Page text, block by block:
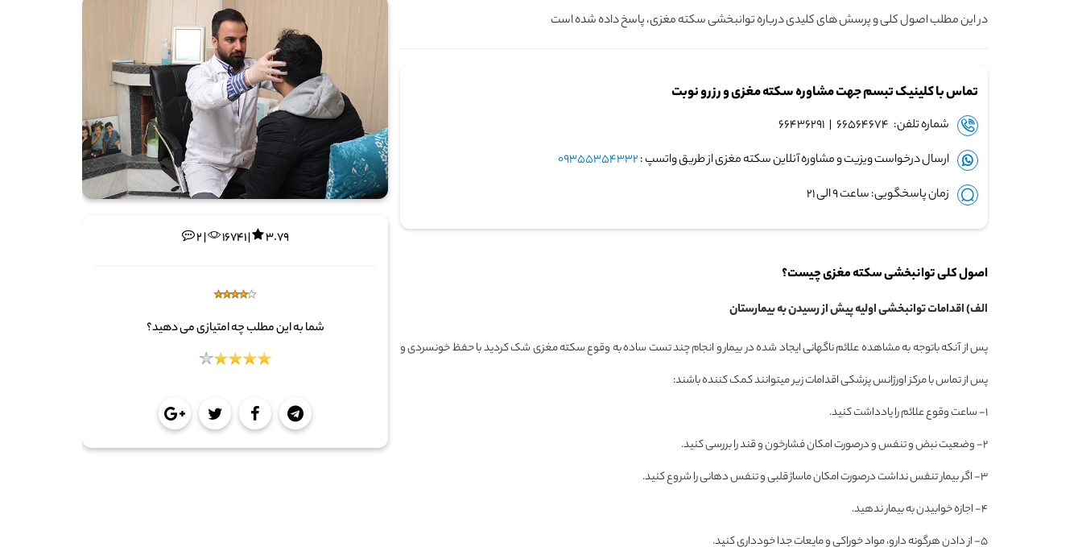
در این مطلب اصول کلی و پرسش های کلیدی درباره توانبخشی سکته مغزی، پاسخ داده شده است
تماس با کلینیک تبسم جهت مشاوره سکته مغزی و رزرو نوبت
شماره تلفن: ۶۶۵۶۴۶۷۴ | ۶۶۴۳۶۲۹۱
ارسال درخواست ویزیت و مشاوره آنلاین سکته مغزی از طریق واتسپ :09355354332
زمان پاسخگویی: ساعت ۹ الی ۲۱
اصول کلی توانبخشی سکته مغزی چیست؟
الف) اقدامات توانبخشی اولیه پیش از رسیدن به بیمارستان
پس از آنکه باتوجه به مشاهده علائم ناگهانی ایجاد شده در بیمار و انجام چند تست ساده به وقوع سکته مغزی شک کردید با حفظ خونسردی و
پس از تماس با مرکز اورژانس پزشکی اقدامات زیر میتوانند کمک کننده باشند:
۱- ساعت وقوع علائم را یادداشت کنید.
۲- وضعیت نبض و تنفس و درصورت امکان فشارخون و قند را بررسی کنید.
۳- اگر بیمار تنفس نداشت درصورت امکان ماساژ قلبی و تنفس دهانی را شروع کنید.
۴- اجازه خوابیدن به بیمار ندهید.
۵- از دادن هرگونه دارو، مواد خوراکی و مایعات جدا خودداری کنید.
2 | 16741 | 3.79
شما به این مطلب چه امتیازی می دهید؟